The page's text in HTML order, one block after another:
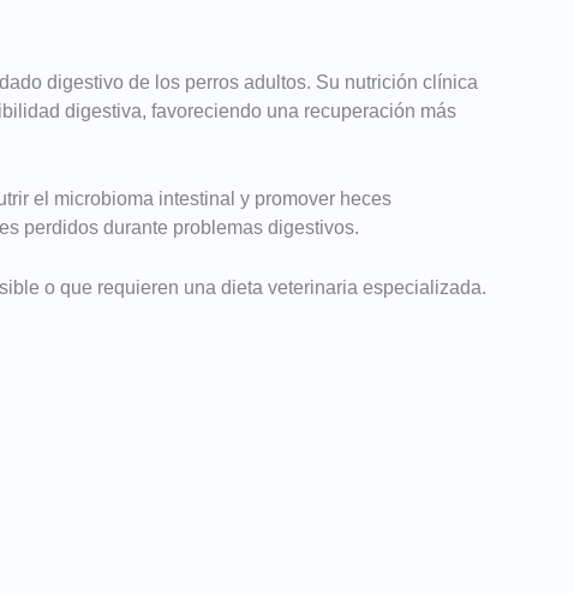
digestivo de los perros adultos. Su nutrición clínica
digestiva, favoreciendo una recuperación más
el microbioma intestinal y promover heces
perdidos durante problemas digestivos.
o que requieren una dieta veterinaria especializada.